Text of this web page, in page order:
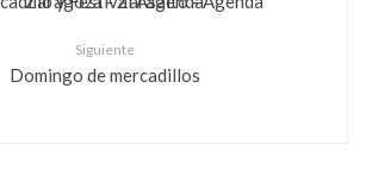
Siguiente
Domingo de mercadillos